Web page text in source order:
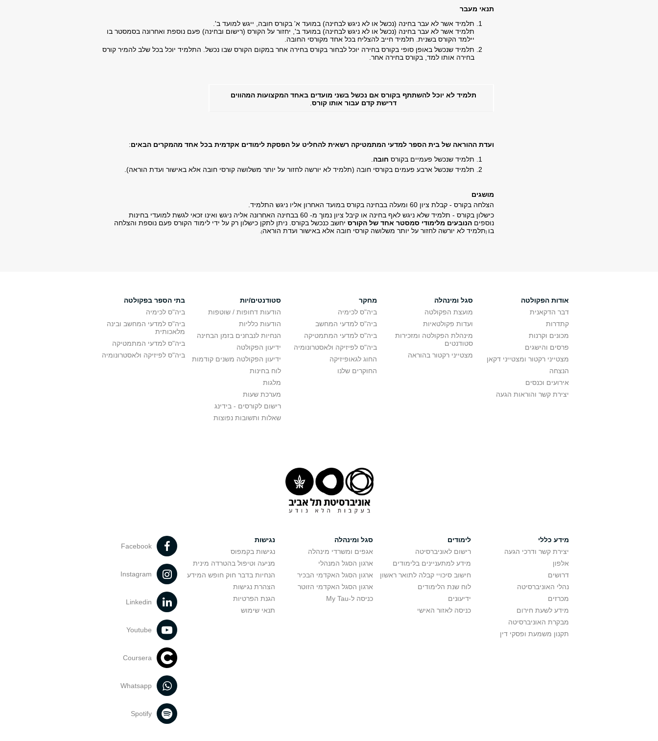
תנאי מעבר
תלמיד אשר לא עבר בחינה (נכשל או לא ניגש לבחינה) במועד א' בקורס חובה, ייגש למועד ב'.
תלמיד אשר לא עבר בחינה (נכשל או לא ניגש לבחינה) במועד ב', יחזור על הקורס (רישום ובחינה) פעם נוספת ואחרונה בסמסטר בו
יילמד הקורס בשנית. תלמיד חייב להצליח בכל אחד מקורסי החובה.
תלמיד שנכשל באופן סופי בקורס בחירה יוכל לבחור בקורס בחירה אחר במקום הקורס שבו נכשל. התלמיד יוכל בכל שלב להמיר קורס
בחירה אותו למד, בקורס בחירה אחר.
תלמיד לא יוכל להשתתף בקורס אם נכשל בשני מועדים באחד המקצועות המהווים
דרישת קדם עבור אותו קורס
ועדת ההוראה של בית הספר למדעי המתמטיקה רשאית להחליט על הפסקת לימודים אקדמית בכל אחד מהמקרים הבאים:
תלמיד שנכשל פעמיים בקורס חובה
תלמיד שנכשל ארבע פעמים בקורסי חובה (תלמיד לא יורשה לחזור על יותר משלושה קורסי חובה אלא באישור ועדת הוראה).
מושגים
הצלחה בקורס - קבלת ציון 60 ומעלה בבחינה בקורס במועד האחרון אליו ניגש התלמיד.
כישלון בקורס - תלמיד שלא ניגש לאף בחינה או קיבל ציון נמוך מ- 60 בבחינה האחרונה אליה ניגש ואינו זכאי לגשת למועדי בחינות
נוספים הנובעים מלימודי סמסטר אחד של הקורס יחשב כנכשל בקורס. ניתן לתקן כישלון רק על ידי לימוד הקורס פעם נוספת והצלחה
בו (תלמיד לא יורשה לחזור על יותר משלושה קורסי חובה אלא באישור ועדת הוראה).
אודות הפקולטה
דבר הדקאנית
קתדרות
מכונים וקרנות
פרסים והישגים
מצטייני רקטור ומצטייני דקאן
הנצחה
אירועים וכנסים
יצירת קשר והוראות הגעה
סגל ומינהלה
מועצת הפקולטה
ועדות פקולטאיות
מינהלת הפקולטה ומזכירות
סטודנטים
מצטייני רקטור בהוראה
מחקר
ביה"ס לכימיה
ביה"ס למדעי המחשב
ביה"ס למדעי המתמטיקה
ביה"ס לפיזיקה ולאסטרונומיה
החוג לגאופיזיקה
החוקרים שלנו
סטודנטים/יות
הודעות דחופות / שוטפות
הודעות כלליות
הנחיות לנבחנים בזמן הבחינה
ידיעון הפקולטה
ידיעון הפקולטה משנים קודמות
לוח בחינות
מלגות
מערכת שעות
רישום לקורסים - בידינג
שאלות ותשובות נפוצות
בתי הספר בפקולטה
ביה"ס לכימיה
ביה"ס למדעי המחשב ובינה
מלאכותית
ביה"ס למדעי המתמטיקה
ביה"ס לפיזיקה ולאסטרונומיה
מידע כללי
יצירת קשר ודרכי הגעה
אלפון
דרושים
נהלי האוניברסיטה
מכרזים
מידע לשעת חירום
מבקרת האוניברסיטה
תקנון משמעת ופסקי דין
לימודים
רישום לאוניברסיטה
מידע למתעניינים בלימודים
חישוב סיכויי קבלה לתואר ראשון
לוח שנת הלימודים
ידיעונים
כניסה לאזור האישי
סגל ומינהלה
אגפים ומשרדי מינהלה
ארגון הסגל המנהלי
ארגון הסגל האקדמי הבכיר
ארגון הסגל האקדמי הזוטר
כניסה ל-My Tau
נגישות
נגישות בקמפוס
מניעה וטיפול בהטרדה מינית
הנחיות בדבר חוק חופש המידע
הצהרת נגישות
הגנת הפרטיות
תנאי שימוש
Facebook
Instagram
Linkedin
Youtube
Coursera
Whatsapp
Spotify